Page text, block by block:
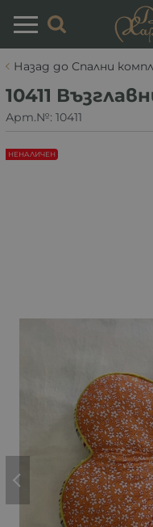
Назад до Спални
10411
Арт.№: 10411
НЕНАЛИЧЕН